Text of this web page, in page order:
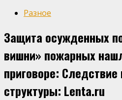
Разное
Защита осужденных
вишни» пожарных
приговоре:
структуры: Lenta.ru